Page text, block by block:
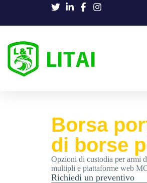
Borsa
di borse
Opzioni di custodia per armi
multipli e piattaforme web
Richiedi un preventivo